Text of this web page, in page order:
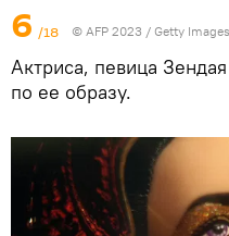
6 /18 © AFP 2023 / Getty
Актриса, певица
по ее образу.